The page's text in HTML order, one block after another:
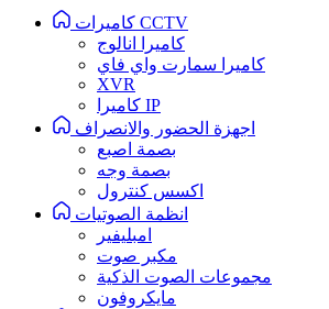
كاميرات CCTV
كاميرا انالوج
كاميرا سمارت واي فاي
XVR
كاميرا IP
اجهزة الحضور والانصراف
بصمة اصبع
بصمة وجه
اكسس كنترول
انظمة الصوتيات
امبليفير
مكبر صوت
مجموعات الصوت الذكية
مايكروفون